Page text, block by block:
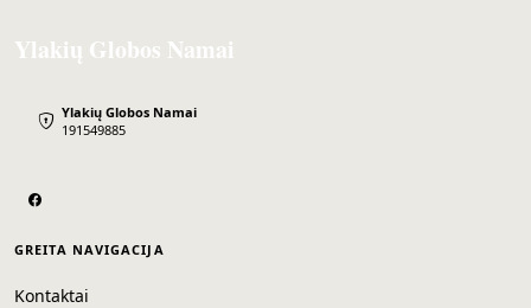
Ylakių Globos Namai
Ylakių Globos Namai
191549885
GREITA NAVIGACIJA
Kontaktai